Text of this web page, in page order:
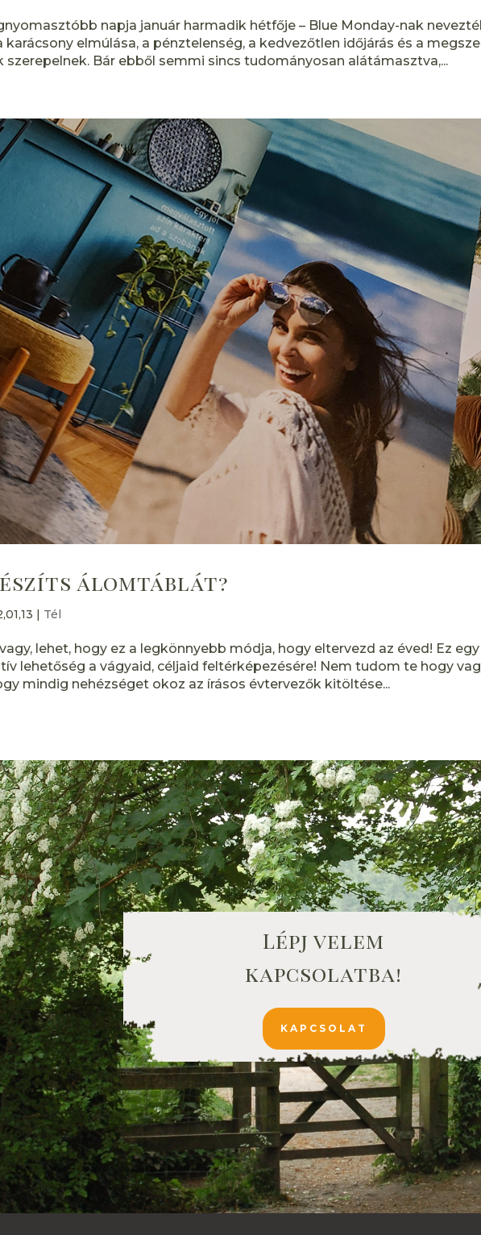
napja január harmadik hétfője – Blue Monday-nak
elmúlása, a pénztelenség, a kedvezőtlen időjárás és a
szerepelnek. Bár ebből semmi sincs tudományosan alátámasztva,...
álomtáblát?
| Tél
lehet, hogy ez a legkönnyebb módja, hogy eltervezd az éved! Ez
lehetőség a vágyaid, céljaid feltérképezésére! Nem tudom te hogy
mindig nehézséget okoz az írásos évtervezők kitöltése...
Lépj velem
kapcsolatba!
KAPCSOLAT